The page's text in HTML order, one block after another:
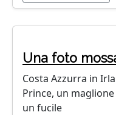
Una foto
Costa Azzurra in
Prince, un
un fucile